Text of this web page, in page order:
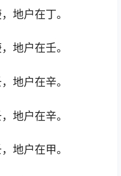
地户在丁。
地户在壬。
地户在辛。
地户在辛。
地户在甲。